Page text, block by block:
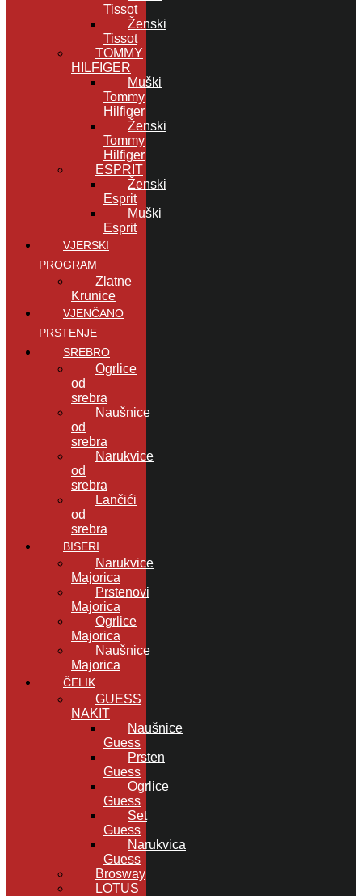
Tissot
Ženski
Tissot
TOMMY
HILFIGER
Muški
Tommy
Hilfiger
Ženski
Tommy
Hilfiger
ESPRIT
Ženski
Esprit
Muški
Esprit
VJERSKI
PROGRAM
Zlatne
Krunice
VJENČANO
PRSTENJE
SREBRO
Ogrlice
od
srebra
Naušnice
od
srebra
Narukvice
od
srebra
Lančići
od
srebra
BISERI
Narukvice
Majorica
Prstenovi
Majorica
Ogrlice
Majorica
Naušnice
Majorica
ČELIK
GUESS
NAKIT
Naušnice
Guess
Prsten
Guess
Ogrlice
Guess
Set
Guess
Narukvica
Guess
Brosway
LOTUS